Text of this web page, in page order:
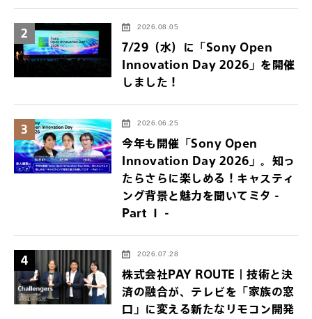
2 2026.08.05
7/29（水）に「Sony Open
Innovation Day 2026」を開催
しました！
3 2026.06.25
今年も開催「Sony Open
Innovation Day 2026」。知っ
たらさらに楽しめる！キャスティ
ング背景と魅力を聞いてミタ -
Part Ⅰ -
4 2026.07.28
株式会社PAY ROUTE｜技術と決
済の融合が、テレビを「家族の窓
口」に変える新たなリモコン開発